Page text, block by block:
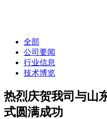
全部
公司要闻
行业信息
技术博览
热烈庆贺我司与山
式圆满成功